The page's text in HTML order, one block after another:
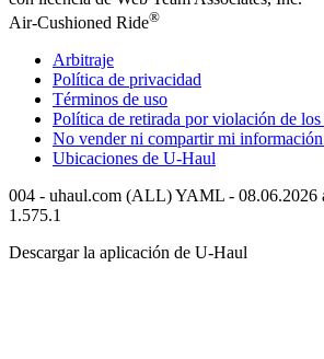
Air-Cushioned Ride®
Arbitraje
Política de privacidad
Términos de uso
Política de retirada por violación de los
No vender ni compartir mi información
Ubicaciones de U-Haul
004 - uhaul.com (ALL) YAML - 08.06.2026
1.575.1
Descargar la aplicación de U-Haul